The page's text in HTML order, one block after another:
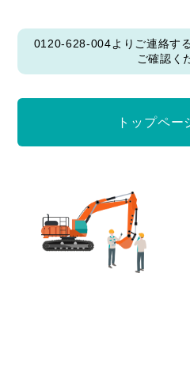
0120-628-004よりご連絡す
ご確認く
トップペー